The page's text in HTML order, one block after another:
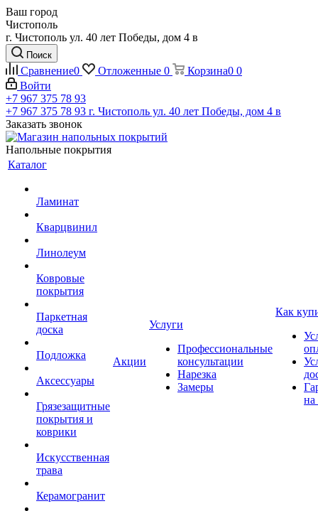
Ваш город
Чистополь
г. Чистополь ул. 40 лет Победы, дом 4 в
Поиск
Сравнение0 Отложенные 0 Корзина0 0
Войти
+7 967 375 78 93
+7 967 375 78 93 г. Чистополь ул. 40 лет Победы, дом 4 в
Заказать звонок
Напольные покрытия
Каталог
Ламинат
Кварцвинил
Линолеум
Ковровые
покрытия
Паркетная
доска
Подложка
Аксессуары
Грязезащитные
покрытия и
коврики
Искусственная
трава
Керамогранит
Акции
Услуги
Профессиональные
консультации
Нарезка
Замеры
Как
на